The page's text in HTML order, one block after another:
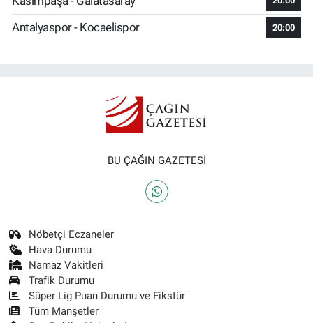
Antalyaspor - Kocaelispor 20:00
BU ÇAĞIN GAZETESİ
Nöbetçi Eczaneler
Hava Durumu
Namaz Vakitleri
Trafik Durumu
Süper Lig Puan Durumu ve Fikstür
Tüm Manşetler